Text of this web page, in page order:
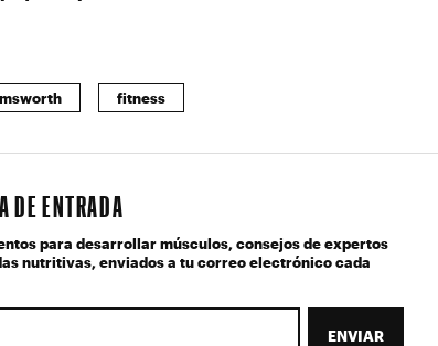
fitness
DE ENTRADA
para desarrollar músculos, consejos de expertos
nutritivas, enviados a tu correo electrónico cada
ENVIAR